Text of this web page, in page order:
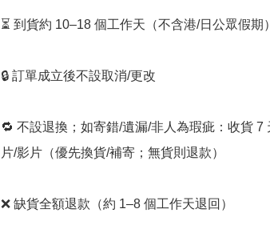
⏳ 到貨約 10–18 個工作天（不含港/日公眾假期）
🔒 訂單成立後不設取消/更改
🔁 不設退換；如寄錯/遺漏/非人為瑕疵：收貨 7
片/影片（優先換貨/補寄；無貨則退款）
❌ 缺貨全額退款（約 1–8 個工作天退回）